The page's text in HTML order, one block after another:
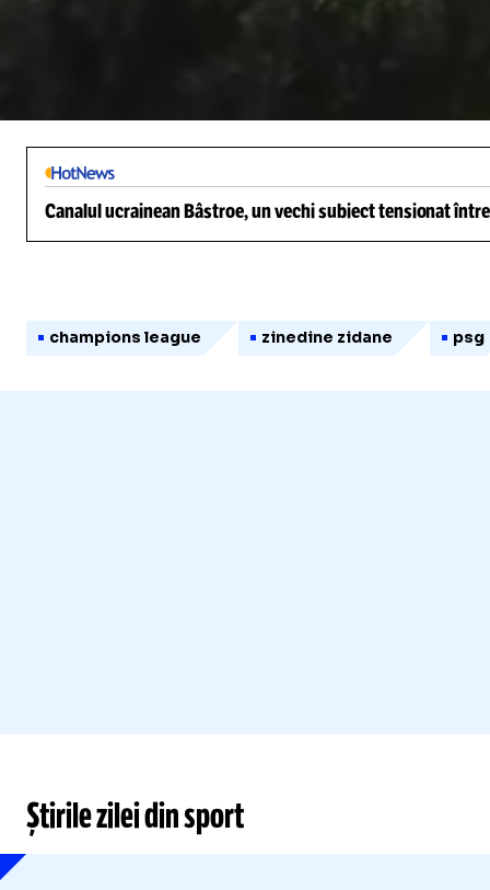
Canalul ucrainean Bâstroe, un vechi subiect tensionat
champions league zinedine zidane psg
Știrile zilei din sport